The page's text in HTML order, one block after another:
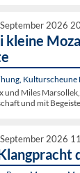
2026
kleine
Kulturscheune
und Miles
und mit
2026